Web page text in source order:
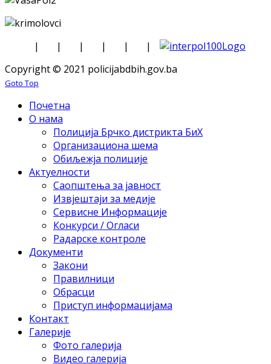
| | | | |
|
Copyright © 2021 policijabdbih.gov.ba
Goto Top
Почетна
О нама
Полиција Брчко дистрикта БиХ
Организациона шема
Обиљежја полиције
Актуелности
Саопштења за јавност
Извјештаји за медије
Сервисне Информације
Конкурси / Огласи
Радарске контроле
Документи
Закони
Правилници
Обрасци
Приступ информацијама
Контакт
Галерије
Фото галерија
Видео галерија